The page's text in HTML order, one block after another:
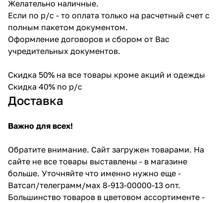
Желательно наличные.
Если по р/с - то оплата только на расчетный счет с
полным пакетом документом.
Оформление договоров и сбором от Вас
учредительных документов.
Скидка 50% на все товары кроме акций и одежды
Скидка 40% по р/с
Доставка
Важно для всех!
Обратите внимание. Сайт загружен товарами. На
сайте не все товары выставлены - в магазине
больше. Уточняйте что именно нужно еще -
Ватсап/телеграмм/мах 8-913-00000-13 опт.
Большинство товаров в цветовом ассортименте -